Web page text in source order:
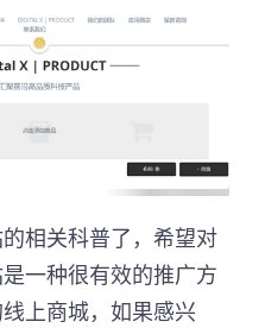
相关科普了，希望对
一种很有效的推广方
上商城，如果感兴